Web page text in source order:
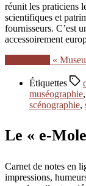
réunit les praticiens
scientifiques et
fournisseurs. C’est
accessoirement
«
Étiquettes
muséographie,
scénographie,
Le « e-
Carnet de notes en
impressions,